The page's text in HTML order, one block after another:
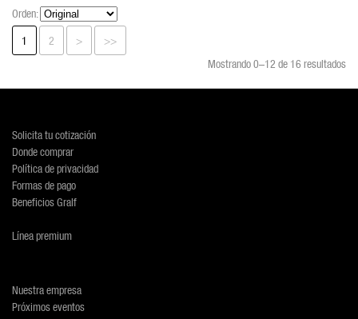
Orden:
1
2 >
>>
Mostrando 0–12 de 16 resultados
Solicita tu cotización
Donde comprar
Política de privacidad
Formas de pago
Beneficios Gralf
Línea premium
Nuestra empresa
Próximos eventos